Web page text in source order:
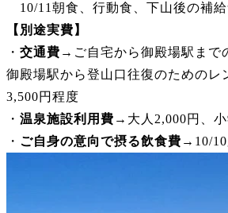
10/11朝食、行動食、下山後の補給
【 別途実費】
・ 交通費 →ご自宅から御殿場駅まで
御殿場駅から登山口往復のためのレ
3,500円程度
・ 温泉施設利用費 →大人2,000円、小
・ ご自身の意向で摂る飲食費 →10/